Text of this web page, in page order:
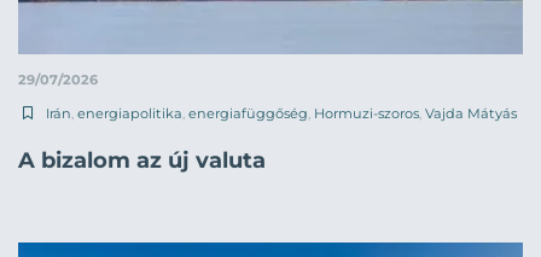
29/07/2026
Irán, energiapolitika, energiafüggőség, Hormuzi-szoros, Vajda Mátyás
A bizalom az új valuta